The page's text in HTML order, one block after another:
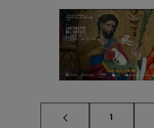
Página
1